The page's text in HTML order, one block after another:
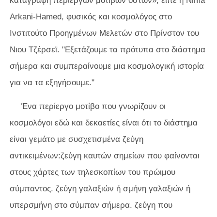
Arkani-Hamed, φυσικός και κοσμολόγος στο
Ινστιτούτο Προηγμένων Μελετών στο Πρίνστον του
Νιου Τζέρσεϊ. "Εξετάζουμε τα πρότυπα στο διάστημα
σήμερα και συμπεραίνουμε μια κοσμολογική ιστορία
για να τα εξηγήσουμε."
Ένα περίεργο μοτίβο που γνωρίζουν οι
κοσμολόγοι εδώ και δεκαετίες είναι ότι το διάστημα
είναι γεμάτο με συσχετισμένα ζεύγη
αντικειμένων:ζεύγη καυτών σημείων που φαίνονται
στους χάρτες των τηλεσκοπίων του πρώιμου
σύμπαντος. ζεύγη γαλαξιών ή σμήνη γαλαξιών ή
υπερσμήνη στο σύμπαν σήμερα. ζεύγη που